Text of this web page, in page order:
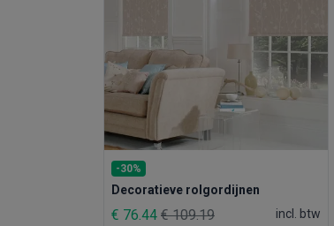
-30%
Decoratieve rolgordijnen
€ 76.44 € 109.19 incl. btw